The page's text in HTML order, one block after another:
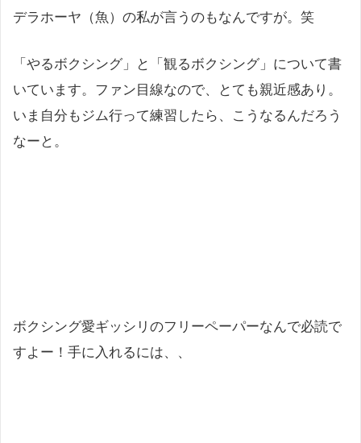
デラホーヤ（魚）の私が言うのもなんですが。笑
「やるボクシング」と「観るボクシング」について書
いています。ファン目線なので、とても親近感あり。
いま自分もジム行って練習したら、こうなるんだろう
なーと。
ボクシング愛ギッシリのフリーペーパーなんで必読で
すよー！手に入れるには、、